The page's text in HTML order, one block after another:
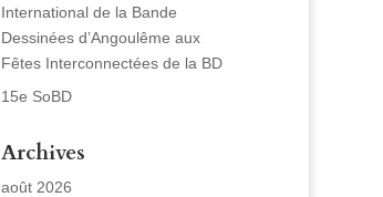
International de la Bande
Dessinées d’Angoulême aux
Fêtes Interconnectées de la BD
15e SoBD
Archives
août 2026